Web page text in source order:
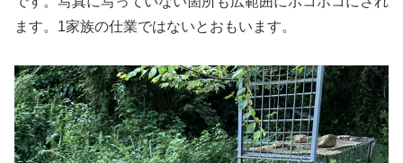
ます。1家族の仕業ではないとおもいます。